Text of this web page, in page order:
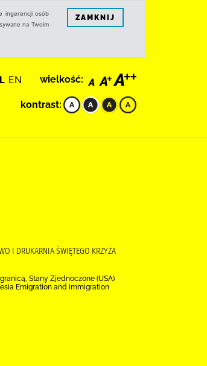
ingerencji osób
na Twoim
ZAMKNIJ
EN wielkość:
kontrast:
I DRUKARNIA ŚWIĘTEGO KRZYŻA
Stany Zjednoczone (USA)
Emigration and immigration